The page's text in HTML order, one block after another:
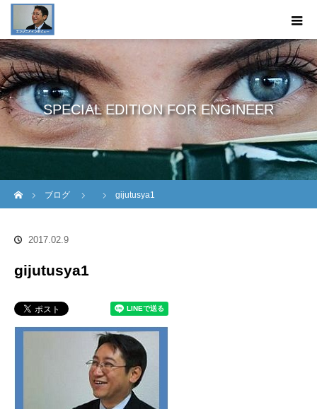
SPECIAL EDITION FOR ENGINEER
ブログ
gijutusya1
2017.02.9
gijutusya1